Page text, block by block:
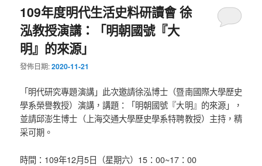
109年度明代生活史料研讀會 徐
泓教授演講：「明朝國號『大
明』的來源」
發佈日期:2020-11-21
「明代研究專題演講」此次邀請徐泓博士（暨南國際大學歷史
學系榮譽教授）演講，講題：「明朝國號『大明』的來源」，
並請邱澎生博士（上海交通大學歷史學系特聘教授）主持，精
采可期。
時間：109年12月5日（星期六）15：00~17：00